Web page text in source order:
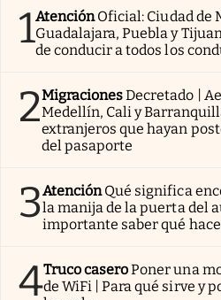
1AtenciónOficial: Ciudad de
Guadalajara, Puebla y
de conducir a todos los
2MigracionesDecretado |
Medellín, Cali y
extranjeros que hayan
del pasaporte
3AtenciónQué significa
la manija de la puerta del
importante saber qué
4Truco caseroPoner una
de WiFi | Para qué sirve y